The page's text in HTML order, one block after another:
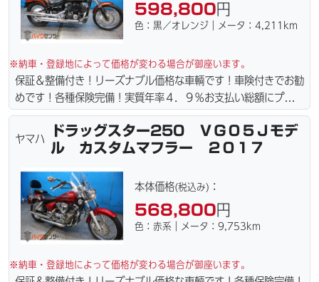
り置き＆保管無料サービス行ってます！当社ホームページにて詳
細画像見れます。
598,800円
色：黒／オレンジ｜メータ：4,211km
※納車・登録地によって価格が変わる場合が御座います。
保証＆整備付き！リーズナブル価格な車輌です！車険付きでお勧
めです！各種保険完備！実質年率４．９％お支払い総額にプラス
４万円で車検２年に変更できます。☆盗難保険加入可能！全国ど
こでも１万円〜４．５万円にて配達致します！！（離島の場合は
港止めになります）ｗｅｂローン・カード各種取り扱ってます。
てますのでお気軽にお問い合わせ下さい。仕様変更からレストア
まで、ご契約後の取り置き＆保管無料サービス行ってます！当社
ホームページにて詳細画像見れます。
ヤマハ
ドラッグスター250 ＶＧ０５Ｊモデ
ル カスタムマフラー ２０１７
本体価格(税込み) ：
568,800円
色：赤系｜メータ：9,753km
※納車・登録地によって価格が変わる場合が御座います。